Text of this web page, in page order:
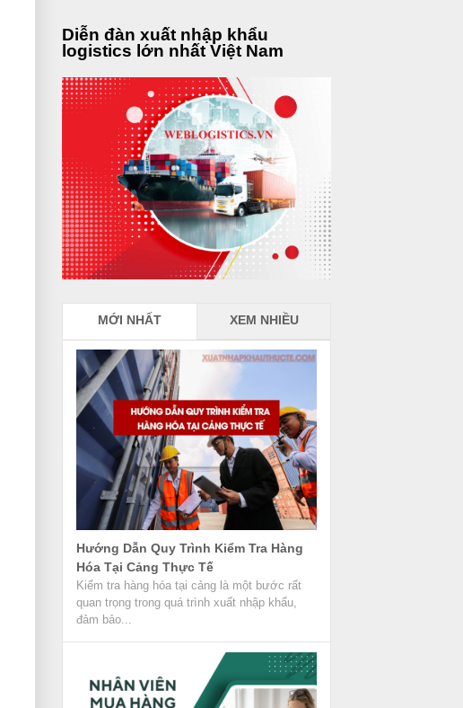
Diễn đàn xuất nhập khẩu
logistics lớn nhất Việt Nam
MỚI NHẤT XEM NHIỀU
Hướng Dẫn Quy Trình Kiểm Tra Hàng
Hóa Tại Cảng Thực Tế
Kiểm tra hàng hóa tại cảng là một bước rất
quan trọng trong quá trình xuất nhập khẩu,
đảm bảo...